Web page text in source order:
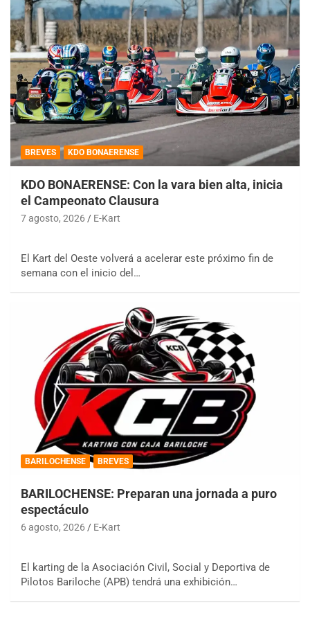
BREVES KDO BONAERENSE
KDO BONAERENSE: Con la vara bien alta, inicia
el Campeonato Clausura
7 agosto, 2026 E-Kart
El Kart del Oeste volverá a acelerar este próximo fin de
semana con el inicio del…
BARILOCHENSE BREVES
BARILOCHENSE: Preparan una jornada a puro
espectáculo
6 agosto, 2026 E-Kart
El karting de la Asociación Civil, Social y Deportiva de
Pilotos Bariloche (APB) tendrá una exhibición…